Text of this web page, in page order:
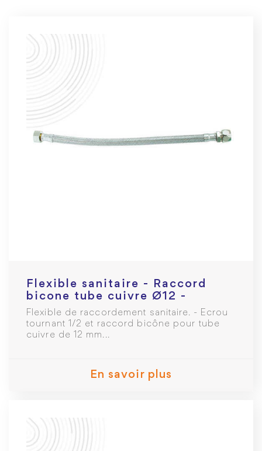
Flexible sanitaire - Raccord
bicone tube cuivre Ø12 -
Femelle 1/2" L: 300mm DN8
Flexible de raccordement sanitaire. - Ecrou
tournant 1/2 et raccord bicône pour tube
cuivre de 12 mm...
En savoir plus